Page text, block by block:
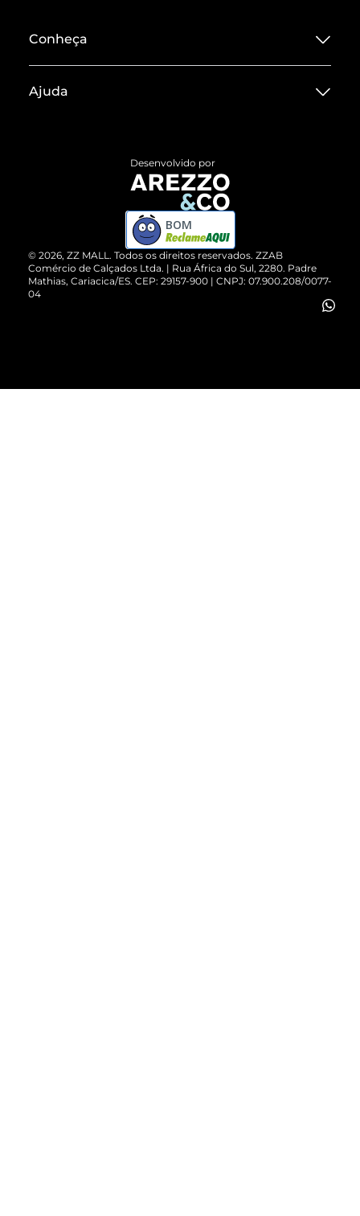
Conheça
Termos de Uso
ZZ MALL é confiável
Cartão Presente
Vendas Corporativas
Ajuda
Devolução do Produto
Compre pelo WhatsApp
© 2026, ZZ MALL. Todos os direitos reservados. ZZAB
Comércio de Calçados Ltda. | Rua África do Sul, 2280. Padre
Mathias, Cariacica/ES. CEP: 29157-900 | CNPJ: 07.900.208/0077-
04
Desenvolvido por
BOM